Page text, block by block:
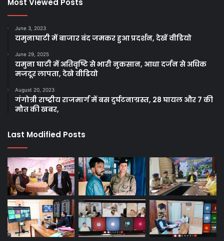
Most Viewed Posts
June 3, 2023
यमुनाघाटी में बाजार बंद जमकर हुआ प्रदर्शन, देखें वीडियो
June 29, 2025
यमुना घाटी में अतिवृष्टि से भारी नुकसान, आधा दर्जन से अधिक
मजदूर लापता, देखे वीडियो
August 20, 2023
गंगोत्री राष्ट्रीय राजमार्ग में बस दुर्घटनाग्रस्त, 28 घायल और 7 की
मौत की खबर,
Last Modified Posts